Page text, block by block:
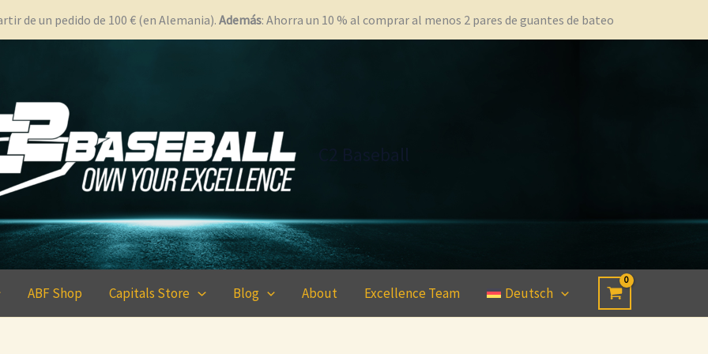
de un pedido de 100 € (en Alemania). Además: Ahorra un 10 % al comprar al menos 2 pares de guantes de bateo
C2 Baseball
ABF Shop Capitals Store Blog About Excellence Team Deutsch